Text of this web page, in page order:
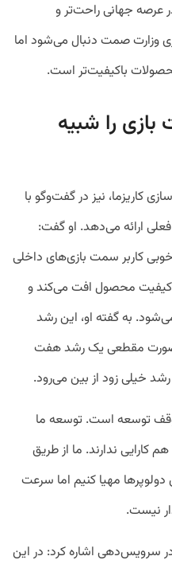
عرصه جهانی راحت‌تر و
وزارت صمت دنبال می‌شود اما
باکیفیت‌تر است.
را شبیه
کاریزما، نیز در گفت‌وگو با
ارائه می‌دهد. او گفت:
کاربر سمت بازی‌های داخلی
کیفیت محصول افت می‌کند و
به گفته او، این رشد
مقطعی یک رشد هفت
خیلی زود از بین می‌رود.
توسعه است. توسعه ما
کارایی ندارند. ما از طریق
مهیا کنیم اما سرعت
نیست.
سرویس‌دهی اشاره کرد: در این